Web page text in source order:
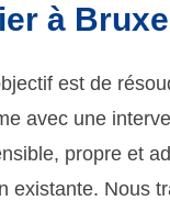
à
est de
avec une
propre et
existante. Nous